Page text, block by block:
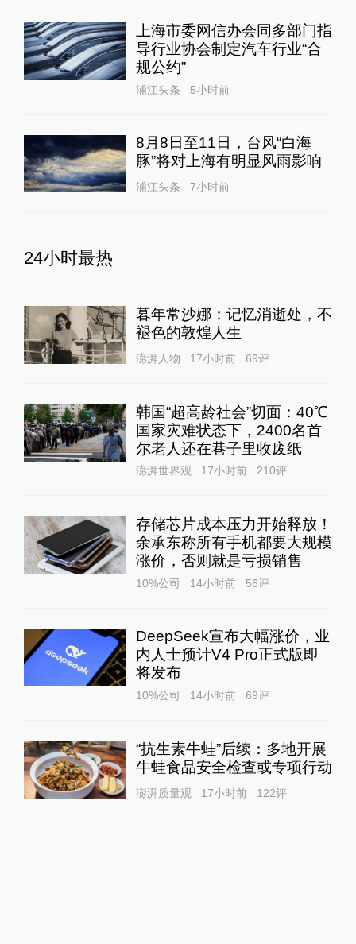
上海市委网信办会同多部门指
导行业协会制定汽车行业“合
规公约”
浦江头条 5小时前
8月8日至11日，台风“白海
豚”将对上海有明显风雨影响
浦江头条 7小时前
24小时最热
暮年常沙娜：记忆消逝处，不
褪色的敦煌人生
澎湃人物 17小时前 69评
韩国“超高龄社会”切面：40℃
国家灾难状态下，2400名首
尔老人还在巷子里收废纸
澎湃世界观 17小时前 210评
存储芯片成本压力开始释放！
余承东称所有手机都要大规模
涨价，否则就是亏损销售
10%公司 14小时前 56评
DeepSeek宣布大幅涨价，业
内人士预计V4 Pro正式版即
将发布
10%公司 14小时前 69评
“抗生素牛蛙”后续：多地开展
牛蛙食品安全检查或专项行动
澎湃质量观 17小时前 122评